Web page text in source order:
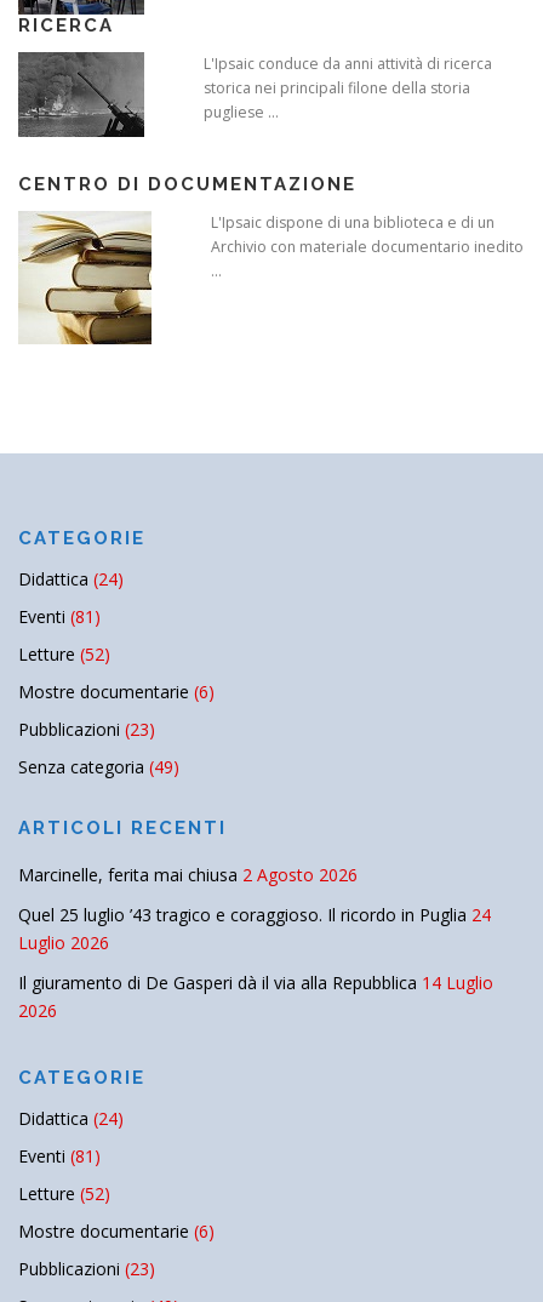
RICERCA
L'Ipsaic conduce da anni attività di ricerca
storica nei principali filone della storia
pugliese ...
CENTRO DI DOCUMENTAZIONE
L'Ipsaic dispone di una biblioteca e di un
Archivio con materiale documentario inedito
...
CATEGORIE
Didattica (24)
Eventi (81)
Letture (52)
Mostre documentarie (6)
Pubblicazioni (23)
Senza categoria (49)
ARTICOLI RECENTI
Marcinelle, ferita mai chiusa 2 Agosto 2026
Quel 25 luglio ’43 tragico e coraggioso. Il ricordo in Puglia 24
Luglio 2026
Il giuramento di De Gasperi dà il via alla Repubblica 14 Luglio
2026
CATEGORIE
Didattica (24)
Eventi (81)
Letture (52)
Mostre documentarie (6)
Pubblicazioni (23)